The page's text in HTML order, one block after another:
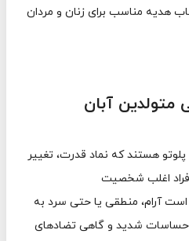
هدیه مناسب برای زنان و مردان
آبان
پلوتو هستند که نماد قدرت، تغییر
اغلب شخصیت
است آرام، منطقی یا حتی سرد به
احساسات شدید و گاهی تضادهای